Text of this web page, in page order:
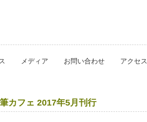
メディア お問い合わせ アクセス
カフェ 2017年5月刊行